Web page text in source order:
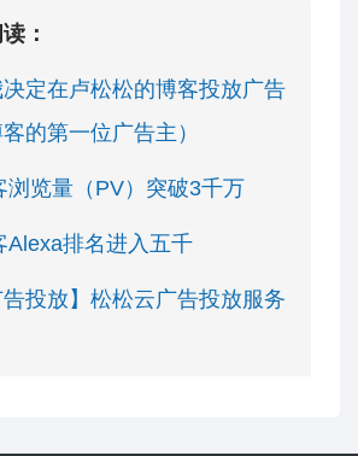
：
定在卢松松的博客投放广告
客的第一位广告主）
浏览量（PV）突破3千万
Alexa排名进入五千
告投放】松松云广告投放服务